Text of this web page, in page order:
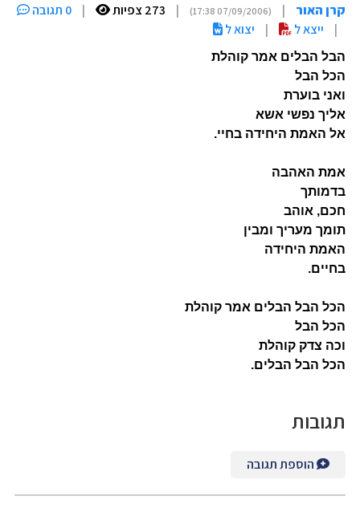
קרן האור |
(07/09/2006 17:38)
| 273 צפיות |
0 תגובה
|
ייצא ל | יצוא ל
הבל הבלים אמר קוהלת
הכל הבל
ואני בוערת
אליך נפשי אשא
אל האמת היחידה בחיי.
אמת האהבה
בדמותך
חכם, אוהב
תומך מעריך ומבין
האמת היחידה
בחיים.
הכל הבל הבלים אמר קוהלת
הכל הבל
וכה צדק קוהלת
הכל הבל הבלים.
תגובות
הוספת תגובה